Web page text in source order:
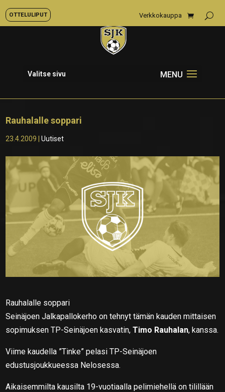
OTTELULIPUT Verkkokauppa
Valitse sivu
Rauhalalle soppari
23.4.2009 |Uutiset
Rauhalalle soppari
Seinäjoen Jalkapallokerho on tehnyt tämän kauden mittaisen
sopimuksen TP-Seinäjoen kasvatin,Timo Rauhalan, kanssa.
Viime kaudella ”Tinke” pelasi TP-Seinäjoen
edustusjoukkueessa Nelosessa.
Aikaisemmilta kausilta 19-vuotiaalla pelimiehellä on tilillään